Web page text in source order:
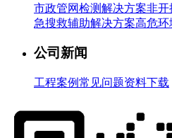
市政管网检测解决方案非开
急搜救辅助解决方案高危环
公司新闻
工程案例常见问题资料下载